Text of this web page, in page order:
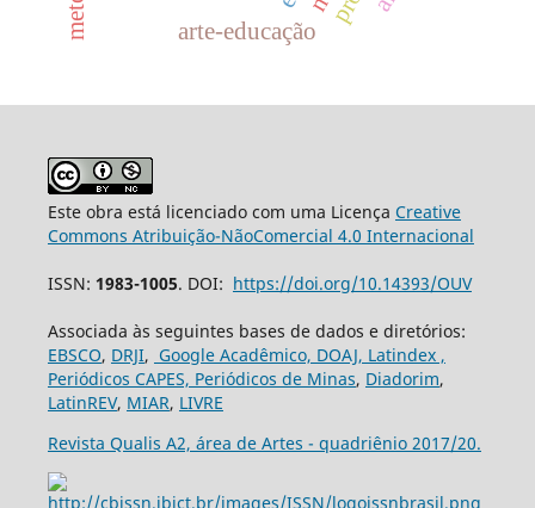
arte-educação
Este obra está licenciado com uma Licença Creative
Commons Atribuição-NãoComercial 4.0 Internacional
ISSN: 1983-1005. DOI: https://doi.org/10.14393/OUV
Associada às seguintes bases de dados e diretórios:
EBSCO, DRJI, Google Acadêmico, DOAJ, Latindex ,
Periódicos CAPES, Periódicos de Minas, Diadorim,
LatinREV, MIAR, LIVRE
Revista Qualis A2, área de Artes - quadriênio 2017/20.